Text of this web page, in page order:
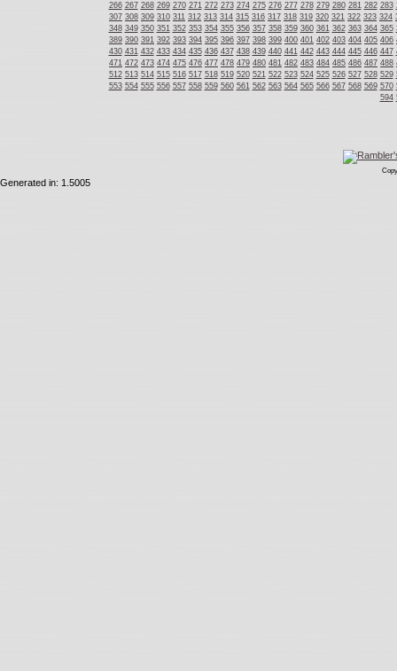
266 267 268 269 270 271 272 273 274 275 276 277 278 279 280 281 282 283
307 308 309 310 311 312 313 314 315 316 317 318 319 320 321 322 323 324
348 349 350 351 352 353 354 355 356 357 358 359 360 361 362 363 364 365
389 390 391 392 393 394 395 396 397 398 399 400 401 402 403 404 405 406
430 431 432 433 434 435 436 437 438 439 440 441 442 443 444 445 446 447
471 472 473 474 475 476 477 478 479 480 481 482 483 484 485 486 487 488
512 513 514 515 516 517 518 519 520 521 522 523 524 525 526 527 528 529
553 554 555 556 557 558 559 560 561 562 563 564 565 566 567 568 569 570
594
Generated in: 1.5005